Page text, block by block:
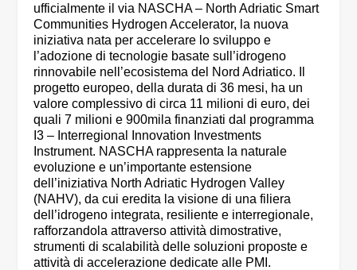
ufficialmente il via NASCHA – North Adriatic Smart
Communities Hydrogen Accelerator, la nuova
iniziativa nata per accelerare lo sviluppo e
l’adozione di tecnologie basate sull’idrogeno
rinnovabile nell’ecosistema del Nord Adriatico. Il
progetto europeo, della durata di 36 mesi, ha un
valore complessivo di circa 11 milioni di euro, dei
quali 7 milioni e 900mila finanziati dal programma
I3 – Interregional Innovation Investments
Instrument. NASCHA rappresenta la naturale
evoluzione e un’importante estensione
dell’iniziativa North Adriatic Hydrogen Valley
(NAHV), da cui eredita la visione di una filiera
dell’idrogeno integrata, resiliente e interregionale,
rafforzandola attraverso attività dimostrative,
strumenti di scalabilità delle soluzioni proposte e
attività di accelerazione dedicate alle PMI.